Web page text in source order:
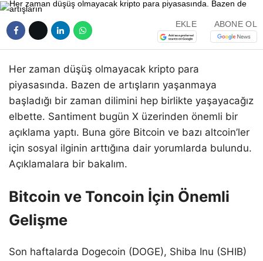
EKLE ABONE OL
Her zaman düşüş olmayacak kripto para
piyasasında. Bazen de artışların yaşanmaya
başladığı bir zaman dilimini hep birlikte yaşayacağız
elbette. Santiment bugün X üzerinden önemli bir
açıklama yaptı. Buna göre Bitcoin ve bazı altcoin’ler
için sosyal ilginin arttığına dair yorumlarda bulundu.
Açıklamalara bir bakalım.
Bitcoin ve Toncoin İçin Önemli
Gelişme
Son haftalarda Dogecoin (DOGE), Shiba Inu (SHIB)